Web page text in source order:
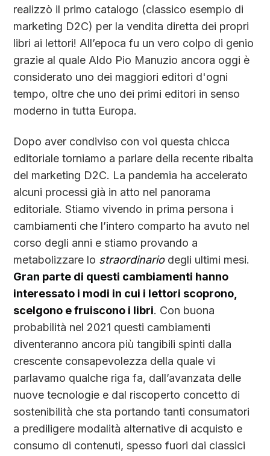
realizzò il primo catalogo (classico esempio di
marketing D2C) per la vendita diretta dei propri
libri ai lettori! All’epoca fu un vero colpo di genio
grazie al quale Aldo Pio Manuzio ancora oggi è
considerato uno dei maggiori editori d'ogni
tempo, oltre che uno dei primi editori in senso
moderno in tutta Europa.
Dopo aver condiviso con voi questa chicca
editoriale torniamo a parlare della recente ribalta
del marketing D2C. La pandemia ha accelerato
alcuni processi già in atto nel panorama
editoriale. Stiamo vivendo in prima persona i
cambiamenti che l’intero comparto ha avuto nel
corso degli anni e stiamo provando a
metabolizzare lo straordinariodegli ultimi mesi.
Gran parte di questi cambiamenti hanno
interessato i modi in cui i lettori scoprono,
scelgono e fruiscono i libri. Con buona
probabilità nel 2021 questi cambiamenti
diventeranno ancora più tangibili spinti dalla
crescente consapevolezza della quale vi
parlavamo qualche riga fa, dall’avanzata delle
nuove tecnologie e dal riscoperto concetto di
sostenibilità che sta portando tanti consumatori
a prediligere modalità alternative di acquisto e
consumo di contenuti, spesso fuori dai classici